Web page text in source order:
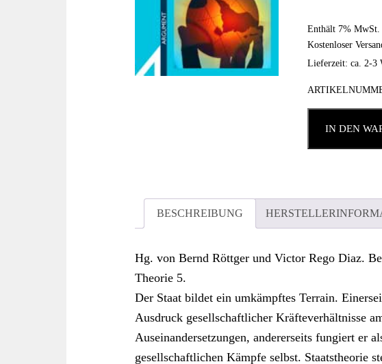
Enthält 7% MwSt.
Kostenloser
Lieferzeit: ca. 2-3
IN DEN
BESCHREIBUNG
Hg. von Bernd Röttger und Victor Rego Diaz.
Theorie 5.
Der Staat bildet ein umkämpftes Terrain.
Ausdruck gesellschaftlicher Kräfteverhältnisse
Auseinandersetzungen, andererseits fungiert er
gesellschaftlichen Kämpfe selbst. Staatstheorie